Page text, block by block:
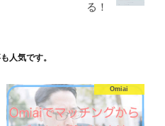
公式
円
が運
リ。い
をやっ
★★★☆☆ 公式
る！
人気です。
Omiai